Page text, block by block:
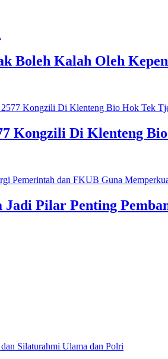
Kalah Oleh
Kongzili Di Klenteng
Pilar Penting